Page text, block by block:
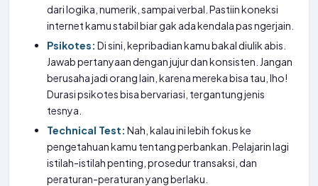
dari logika, numerik, sampai verbal. Pastiin koneksi
internet kamu stabil biar gak ada kendala pas ngerjain.
Psikotes: Di sini, kepribadian kamu bakal diulik abis.
Jawab pertanyaan dengan jujur dan konsisten. Jangan
berusaha jadi orang lain, karena mereka bisa tau, lho!
Durasi psikotes bisa bervariasi, tergantung jenis
tesnya.
Technical Test: Nah, kalau ini lebih fokus ke
pengetahuan kamu tentang perbankan. Pelajarin lagi
istilah-istilah penting, prosedur transaksi, dan
peraturan-peraturan yang berlaku.